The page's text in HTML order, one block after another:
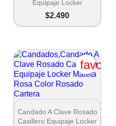
Equipaje Locker
$2.490
 Vista rápida
Candado A Clave Rosado
Casillero Equipaje Locker